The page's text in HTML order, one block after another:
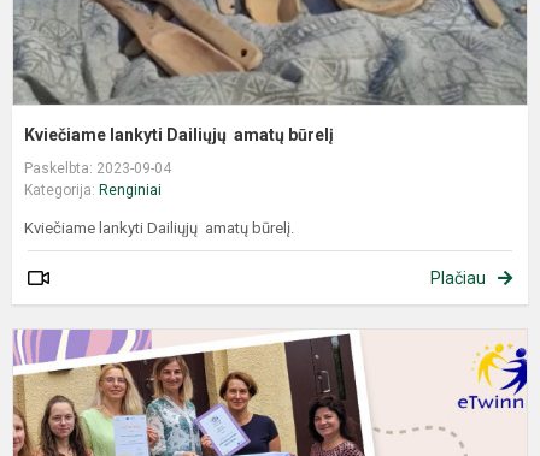
Kviečiame lankyti Dailiųjų amatų būrelį
Paskelbta: 2023-09-04
Kategorija: Renginiai
Kviečiame lankyti Dailiųjų amatų būrelį.
Plačiau